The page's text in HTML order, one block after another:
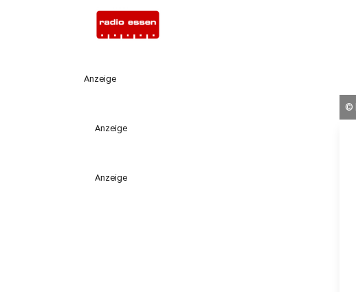
Anzeige
Anzeige
Anzeige
©